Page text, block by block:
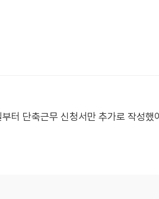
터 단축근무 신청서만 추가로 작성했